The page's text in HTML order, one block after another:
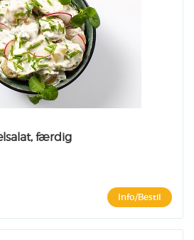
færdig
Info/Bestil